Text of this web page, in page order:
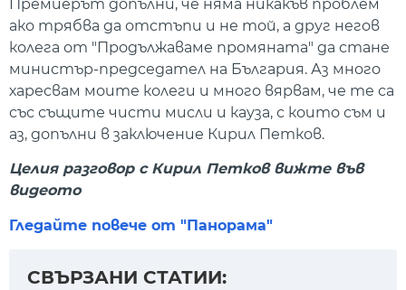
Премиерът допълни, че няма никакъв проблем
ако трябва да отстъпи и не той, а друг негов
колега от "Продължаваме промяната" да стане
министър-председател на България. Аз много
харесвам моите колеги и много вярвам, че те са
със същите чисти мисли и кауза, с които съм и
аз, допълни в заключение Кирил Петков.
Целия разговор с Кирил Петков вижте във
видеото
Гледайте повече от "Панорама"
СВЪРЗАНИ СТАТИИ: